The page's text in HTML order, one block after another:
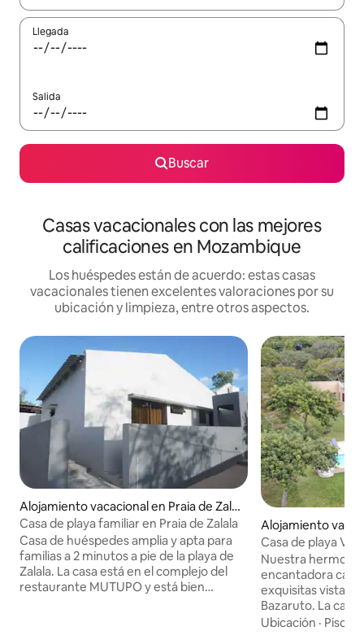
Llegada
Salida
Buscar
Casas vacacionales con las mejores
calificaciones en Mozambique
Los huéspedes están de acuerdo: estas casas
vacacionales tienen excelentes valoraciones por su
ubicación y limpieza, entre otros aspectos.
Alojamiento vacacional en Praia de Zalal
a
Casa de playa familiar en Praia de Zalala
Casa de huéspedes amplia y apta para
familias a 2 minutos a pie de la playa de
Zalala. La casa está en el complejo del
restaurante MUTUPO y está bien
Alojamiento
Casa de playa
piscina
Nuestra hermosa
encantadora
exquisitas vistas
Bazaruto. La casa es independiente, con
capacidad para 6
Ubicación · Piscina